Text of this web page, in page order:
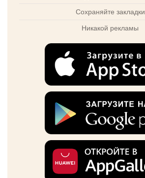
Сохраняйте закладки
Никакой рекламы